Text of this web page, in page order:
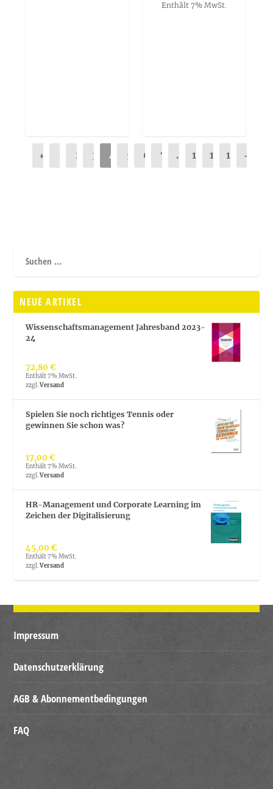
Enthält 7% MwSt.
← 1 2 3 4 5 6 7 … 16 17 18 →
NEUE ARTIKEL
Wissenschaftsmanagement Jahresband 2023-
24
72,80€
Enthält 7% MwSt.
zzgl.Versand
Spielen Sie noch richtiges Tennis oder
gewinnen Sie schon was?
17,00€
Enthält 7% MwSt.
zzgl.Versand
HR-Management und Corporate Learning im
Zeichen der Digitalisierung
45,00€
Enthält 7% MwSt.
zzgl.Versand
Impressum
Datenschutzerklärung
AGB & Abonnementbedingungen
FAQ